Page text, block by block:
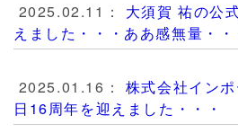
2025.02.11： 大須賀 祐の公
えました・・・ああ感無量・・
2025.01.16： 株式会社イン
日16周年を迎えました・・・